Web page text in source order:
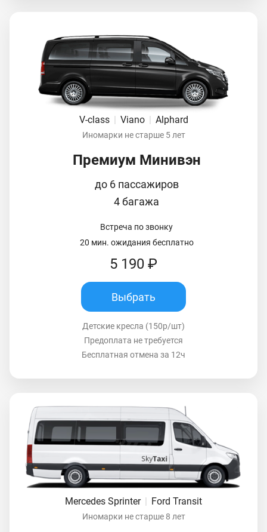
V-class Viano Alphard
Иномарки не старше 5 лет
Премиум Минивэн
до 6 пассажиров
4 багажа
Встреча по звонку
20 мин. ожидания бесплатно
5 190 ₽
Выбрать
Детские кресла (150р/шт)
Предоплата не требуется
Бесплатная отмена за 12ч
Mercedes Sprinter | Ford Transit
Иномарки не старше 8 лет